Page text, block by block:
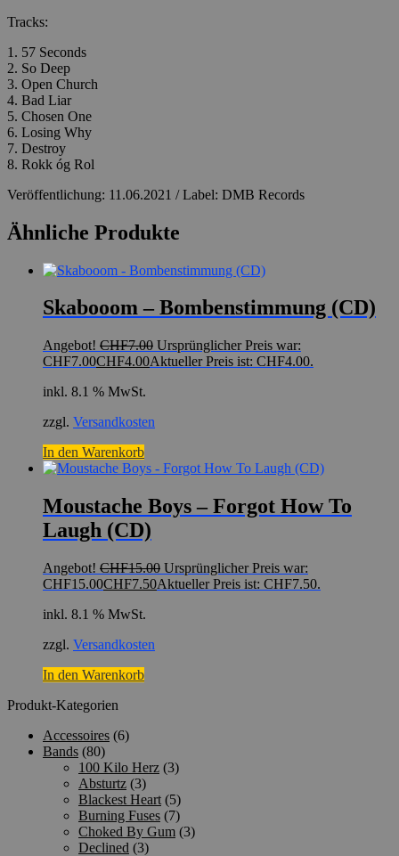
Tracks:
1. 57 Seconds
2. So Deep
3. Open Church
4. Bad Liar
5. Chosen One
6. Losing Why
7. Destroy
8. Rokk óg Rol
Veröffentlichung: 11.06.2021 / Label: DMB Records
Ähnliche Produkte
Skabooom – Bombenstimmung (CD)
Angebot! CHF7.00 Ursprünglicher Preis war:
CHF7.00CHF4.00Aktueller Preis ist: CHF4.00.
inkl. 8.1 % MwSt.
zzgl. Versandkosten
In den Warenkorb
Moustache Boys – Forgot How To
Laugh (CD)
Angebot! CHF15.00 Ursprünglicher Preis war:
CHF15.00CHF7.50Aktueller Preis ist: CHF7.50.
inkl. 8.1 % MwSt.
zzgl. Versandkosten
In den Warenkorb
Produkt-Kategorien
Accessoires (6)
Bands (80)
100 Kilo Herz (3)
Absturtz (3)
Blackest Heart (5)
Burning Fuses (7)
Choked By Gum (3)
Declined (3)